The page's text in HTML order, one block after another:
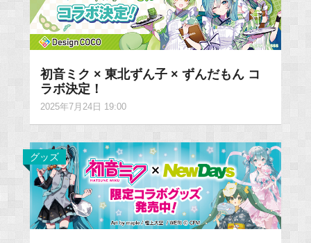
初音ミク × 東北ずん子 × ずんだもん コ
ラボ決定！
2025年7月24日 19:00
グッズ